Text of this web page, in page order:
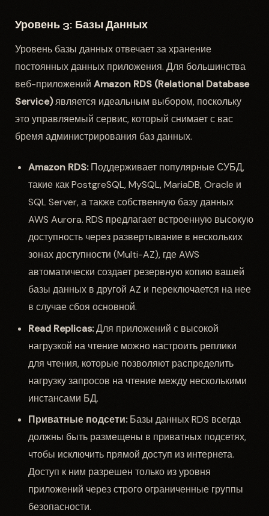
Уровень 3: Базы Данных
Уровень базы данных отвечает за хранение
постоянных данных приложения. Для большинства
веб-приложений Amazon RDS (Relational Database
Service)является идеальным выбором, поскольку
это управляемый сервис, который снимает с вас
бремя администрирования баз данных.
Amazon RDS:Поддерживает популярные СУБД,
такие как PostgreSQL, MySQL, MariaDB, Oracle и
SQL Server, а также собственную базу данных
AWS Aurora. RDS предлагает встроенную высокую
доступность через развертывание в нескольких
зонах доступности (Multi-AZ), где AWS
автоматически создает резервную копию вашей
базы данных в другой AZ и переключается на нее
в случае сбоя основной.
Read Replicas:Для приложений с высокой
нагрузкой на чтение можно настроить реплики
для чтения, которые позволяют распределить
нагрузку запросов на чтение между несколькими
инстансами БД.
Приватные подсети:Базы данных RDS всегда
должны быть размещены в приватных подсетях,
чтобы исключить прямой доступ из интернета.
Доступ к ним разрешен только из уровня
приложений через строго ограниченные группы
безопасности.